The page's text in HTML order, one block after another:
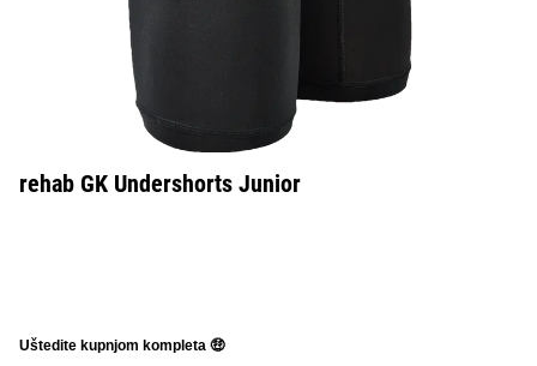
rehab GK Undershorts Junior
Uštedite kupnjom kompleta 🤑